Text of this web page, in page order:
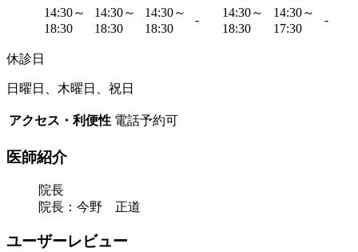
14:30～
18:30
14:30～
18:30
14:30～
18:30
-
14:30～
18:30
14:30～
17:30
-
休診日
日曜日、木曜日、祝日
アクセス・利便性 電話予約可
医師紹介
院長
院長：今野 正道
ユーザーレビュー